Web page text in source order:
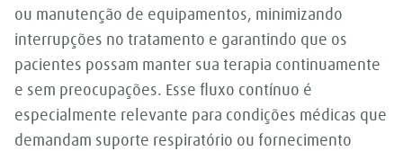
ou manutenção de equipamentos, minimizando
interrupções no tratamento e garantindo que os
pacientes possam manter sua terapia continuamente
e sem preocupações. Esse fluxo contínuo é
especialmente relevante para condições médicas que
demandam suporte respiratório ou fornecimento